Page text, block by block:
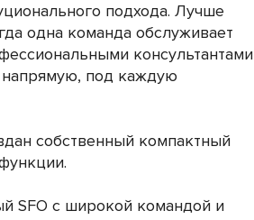
подхода. Лучше
одна команда обслуживает
консультантами
напрямую, под каждую
собственный компактный
SFO с широкой командой и